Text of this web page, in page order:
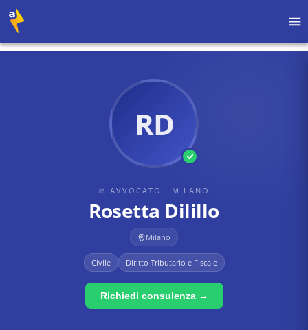
RD
⚖ AVVOCATO · MILANO
Rosetta Dilillo
Milano
Civile Diritto Tributario e Fiscale
Richiedi consulenza →